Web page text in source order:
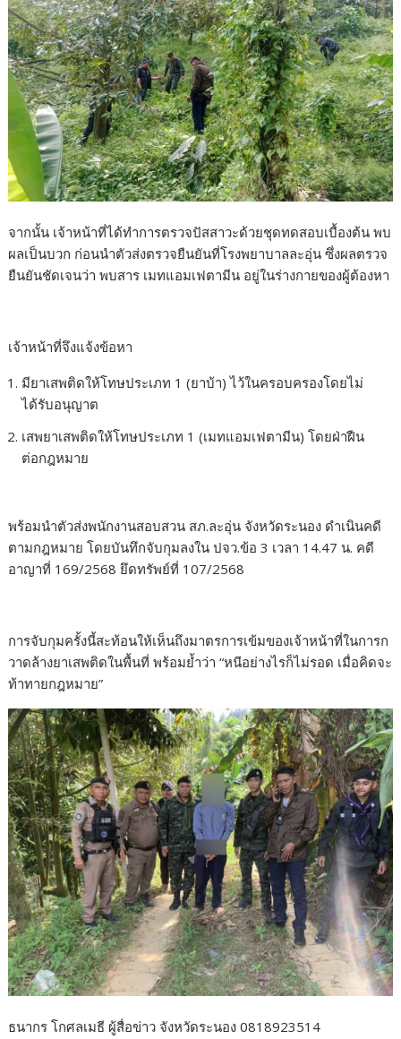
จากนั้น เจ้าหน้าที่ได้ทำการตรวจปัสสาวะด้วยชุดทดสอบเบื้องต้น พบ
ผลเป็นบวก ก่อนนำตัวส่งตรวจยืนยันที่โรงพยาบาลละอุ่น ซึ่งผลตรวจ
ยืนยันชัดเจนว่า พบสาร เมทแอมเฟตามีน อยู่ในร่างกายของผู้ต้องหา
เจ้าหน้าที่จึงแจ้งข้อหา
มียาเสพติดให้โทษประเภท 1 (ยาบ้า) ไว้ในครอบครองโดยไม่
ได้รับอนุญาต
เสพยาเสพติดให้โทษประเภท 1 (เมทแอมเฟตามีน) โดยฝ่าฝืน
ต่อกฎหมาย
พร้อมนำตัวส่งพนักงานสอบสวน สภ.ละอุ่น จังหวัดระนอง ดำเนินคดี
ตามกฎหมาย โดยบันทึกจับกุมลงใน ปจว.ข้อ 3 เวลา 14.47 น. คดี
อาญาที่ 169/2568 ยึดทรัพย์ที่ 107/2568
การจับกุมครั้งนี้สะท้อนให้เห็นถึงมาตรการเข้มของเจ้าหน้าที่ในการก
วาดล้างยาเสพติดในพื้นที่ พร้อมย้ำว่า “หนีอย่างไรก็ไม่รอด เมื่อคิดจะ
ท้าทายกฎหมาย”
ธนากร โกศลเมธี ผู้สื่อข่าว จังหวัดระนอง 0818923514